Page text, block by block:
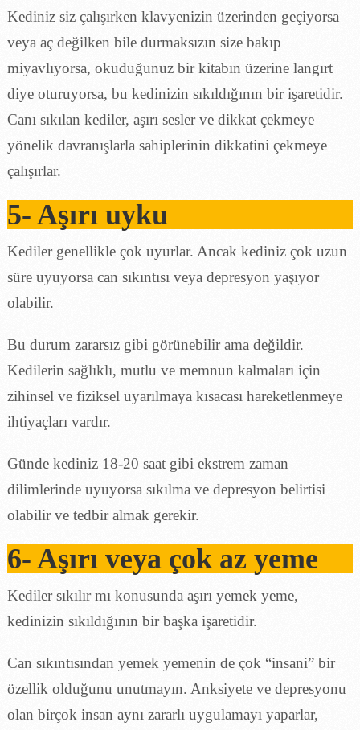
Kediniz siz çalışırken klavyenizin üzerinden geçiyorsa
veya aç değilken bile durmaksızın size bakıp
miyavlıyorsa, okuduğunuz bir kitabın üzerine langırt
diye oturuyorsa, bu kedinizin sıkıldığının bir işaretidir.
Canı sıkılan kediler, aşırı sesler ve dikkat çekmeye
yönelik davranışlarla sahiplerinin dikkatini çekmeye
çalışırlar.
5- Aşırı uyku
Kediler genellikle çok uyurlar. Ancak kediniz çok uzun
süre uyuyorsa can sıkıntısı veya depresyon yaşıyor
olabilir.
Bu durum zararsız gibi görünebilir ama değildir.
Kedilerin sağlıklı, mutlu ve memnun kalmaları için
zihinsel ve fiziksel uyarılmaya kısacası hareketlenmeye
ihtiyaçları vardır.
Günde kediniz 18-20 saat gibi ekstrem zaman
dilimlerinde uyuyorsa sıkılma ve depresyon belirtisi
olabilir ve tedbir almak gerekir.
6- Aşırı veya çok az yeme
Kediler sıkılır mı konusunda aşırı yemek yeme,
kedinizin sıkıldığının bir başka işaretidir.
Can sıkıntısından yemek yemenin de çok “insani” bir
özellik olduğunu unutmayın. Anksiyete ve depresyonu
olan birçok insan aynı zararlı uygulamayı yaparlar,